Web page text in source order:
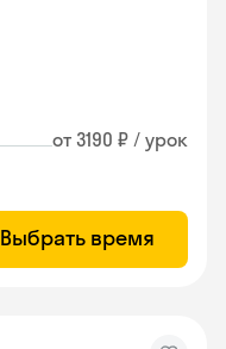
от 3190 ₽ / урок
Выбрать время